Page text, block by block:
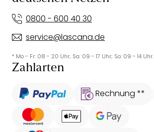
0800 - 600 40 30
service@lascana.de
* Mo - Fr: 08 - 20 Uhr; Sa: 09 - 17 Uhr; So: 09 - 14 Uhr.
Zahlarten
Rechnung **